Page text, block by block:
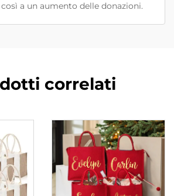
a un aumento delle donazioni.
correlati